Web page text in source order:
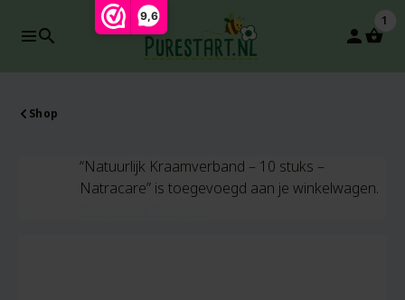
9,6
search person
1
Shop
“Natuurlijk Kraamverband – 10 stuks –
Natracare” is toegevoegd aan je winkelwagen.